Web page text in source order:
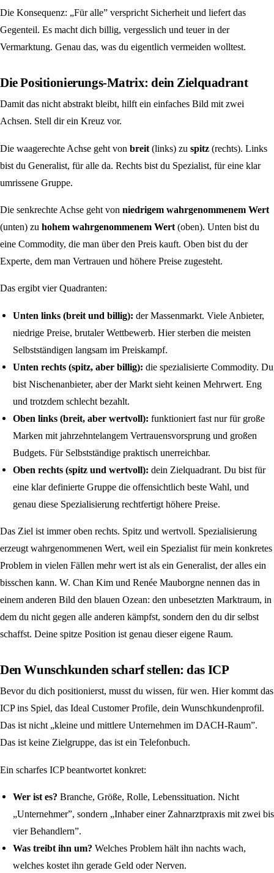
Die Konsequenz: „Für alle” verspricht Sicherheit und liefert das
Gegenteil. Es macht dich billig, vergesslich und teuer in der
Vermarktung. Genau das, was du eigentlich vermeiden wolltest.
Die Positionierungs-Matrix: dein Zielquadrant
Damit das nicht abstrakt bleibt, hilft ein einfaches Bild mit zwei
Achsen. Stell dir ein Kreuz vor.
Die waagerechte Achse geht von breit (links) zu spitz (rechts). Links
bist du Generalist, für alle da. Rechts bist du Spezialist, für eine klar
umrissene Gruppe.
Die senkrechte Achse geht von niedrigem wahrgenommenem Wert
(unten) zu hohem wahrgenommenem Wert(oben). Unten bist du
eine Commodity, die man über den Preis kauft. Oben bist du der
Experte, dem man Vertrauen und höhere Preise zugesteht.
Das ergibt vier Quadranten:
Unten links (breit und billig): der Massenmarkt. Viele Anbieter,
niedrige Preise, brutaler Wettbewerb. Hier sterben die meisten
Selbstständigen langsam im Preiskampf.
Unten rechts (spitz, aber billig): die spezialisierte Commodity. Du
bist Nischenanbieter, aber der Markt sieht keinen Mehrwert. Eng
und trotzdem schlecht bezahlt.
Oben links (breit, aber wertvoll): funktioniert fast nur für große
Marken mit jahrzehntelangem Vertrauensvorsprung und großen
Budgets. Für Selbstständige praktisch unerreichbar.
Oben rechts (spitz und wertvoll): dein Zielquadrant. Du bist für
eine klar definierte Gruppe die offensichtlich beste Wahl, und
genau diese Spezialisierung rechtfertigt höhere Preise.
Das Ziel ist immer oben rechts. Spitz und wertvoll. Spezialisierung
erzeugt wahrgenommenen Wert, weil ein Spezialist für mein konkretes
Problem in vielen Fällen mehr wert ist als ein Generalist, der alles ein
bisschen kann. W. Chan Kim und Renée Mauborgne nennen das in
einem anderen Bild den blauen Ozean: den unbesetzten Marktraum, in
dem du nicht gegen alle anderen kämpfst, sondern den du dir selbst
schaffst. Deine spitze Position ist genau dieser eigene Raum.
Den Wunschkunden scharf stellen: das ICP
Bevor du dich positionierst, musst du wissen, für wen. Hier kommt das
ICP ins Spiel, das Ideal Customer Profile, dein Wunschkundenprofil.
Das ist nicht „kleine und mittlere Unternehmen im DACH-Raum”.
Das ist keine Zielgruppe, das ist ein Telefonbuch.
Ein scharfes ICP beantwortet konkret:
Wer ist es? Branche, Größe, Rolle, Lebenssituation. Nicht
„Unternehmer”, sondern „Inhaber einer Zahnarztpraxis mit zwei bis
vier Behandlern”.
Was treibt ihn um? Welches Problem hält ihn nachts wach,
welches kostet ihn gerade Geld oder Nerven.